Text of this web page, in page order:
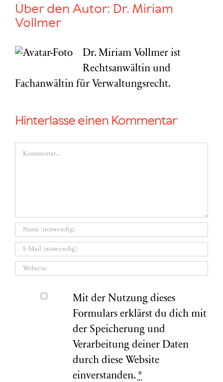
Über den Autor: Dr. Miriam
Vollmer
Dr. Miriam Vollmer ist
Rechtsanwältin und
Fachanwältin für Verwaltungsrecht.
Hinterlasse einen Kommentar
Kommentar
Mit der Nutzung dieses
Formulars erklärst du dich mit
der Speicherung und
Verarbeitung deiner Daten
durch diese Website
einverstanden. *